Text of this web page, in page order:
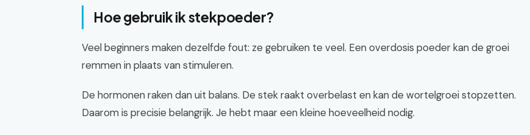
Hoe gebruik ik stekpoeder?
Veel beginners maken dezelfde fout: ze gebruiken te veel. Een overdosis poeder kan de groei
remmen in plaats van stimuleren.
De hormonen raken dan uit balans. De stek raakt overbelast en kan de wortelgroei stopzetten.
Daarom is precisie belangrijk. Je hebt maar een kleine hoeveelheid nodig.